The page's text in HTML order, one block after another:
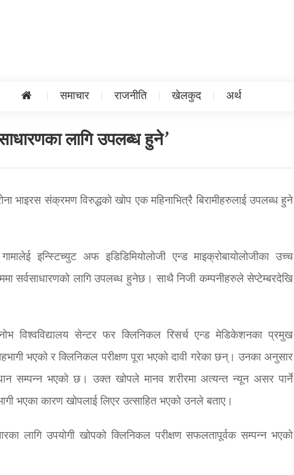
समाचार राजनीति खेलकुद अर्थ
लागि उपलब्ध हुने’
भाइरस संक्रमण विरुद्धको खोप एक महिनाभित्रै बिरामीहरुलाई उपलब्ध हुने
इन्स्टिच्युट अफ इडिडिमियोलोजी एन्ड माइक्रोबायोलोजीका उच्च
सर्वसाधारणको लागि उपलब्ध हुनेछ। साथै निजी कम्पनीहरुले सेप्टेम्बरदेखि
विश्वविद्यालय सेन्टर फर क्लिनिकल रिसर्च एन्ड मेडिकेशनका प्रमुख
भएको र क्लिनिकल परीक्षण पूरा भएको दावी गरेका छन्। उनका अनुसार
सम्पन्न भएको छ। उक्त खोपले मानव शरीरमा अत्यन्त न्यून असर पार्ने
भएका कारण खोपलाई लिएर उत्साहित भएको उनले बताए।
लागि उपयोगी खोपको क्लिनिकल परीक्षण सफलतापूर्वक सम्पन्न भएको